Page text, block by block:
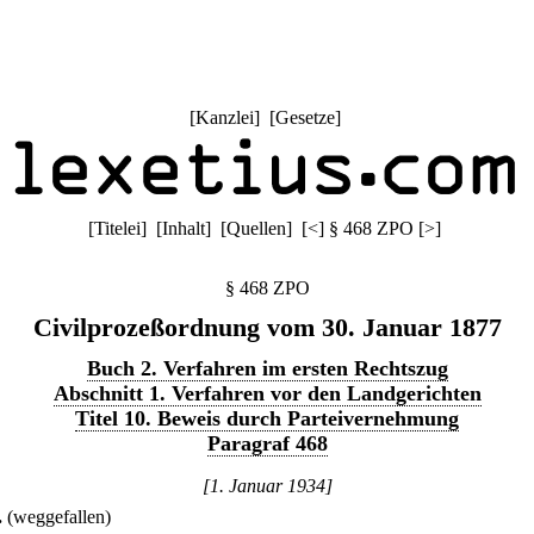
[Kanzlei] [Gesetze]
[Titelei] [Inhalt] [Quellen] [<] § 468 ZPO [>]
§ 468 ZPO
Civilprozeßordnung vom 30. Januar 1877
Buch 2. Verfahren im ersten Rechtszug
Abschnitt 1. Verfahren vor den Landgerichten
Titel 10. Beweis durch Parteivernehmung
Paragraf 468
[1. Januar 1934]
(weggefallen)